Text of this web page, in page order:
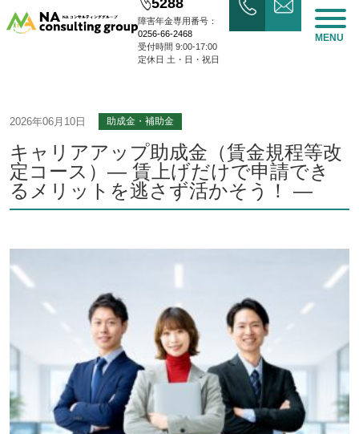
障害年金専用番号：
0256-66-2468
受付時間 9:00-17:00
定休日 土・日・祝日
MENU
2026年06月10日 助成金・補助金
キャリアアップ助成金（賃金規程等改
定コース）― 賃上げだけで申請でき
るメリットを逃さず活かそう！ ―